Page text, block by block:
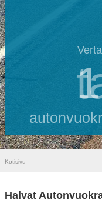
Kotisivu
Halvat